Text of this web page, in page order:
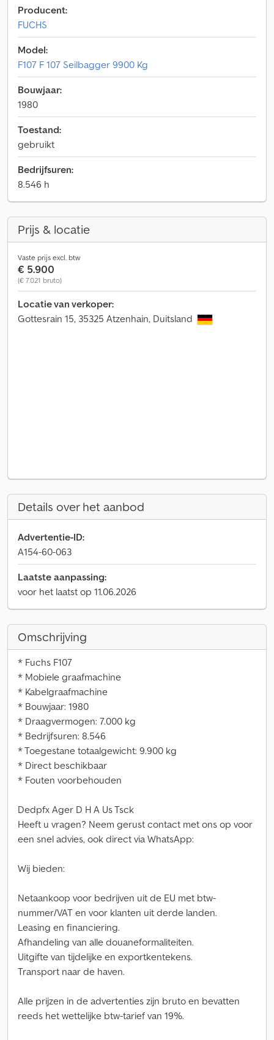
Producent:
FUCHS
Model:
F107 F 107 Seilbagger 9900 Kg
Bouwjaar:
1980
Toestand:
gebruikt
Bedrijfsuren:
8.546 h
Prijs & locatie
Vaste prijs excl. btw
€ 5.900
(€ 7.021 bruto)
Locatie van verkoper:
Gottesrain 15, 35325 Atzenhain, Duitsland
Details over het aanbod
Advertentie-ID:
A154-60-063
Laatste aanpassing:
voor het laatst op 11.06.2026
Omschrijving
* Fuchs F107
* Mobiele graafmachine
* Kabelgraafmachine
* Bouwjaar: 1980
* Draagvermogen: 7.000 kg
* Bedrijfsuren: 8.546
* Toegestane totaalgewicht: 9.900 kg
* Direct beschikbaar
* Fouten voorbehouden
Dedpfx Ager D H A Us Tsck
Heeft u vragen? Neem gerust contact met ons op voor
een snel advies, ook direct via WhatsApp:
Wij bieden:
Netaankoop voor bedrijven uit de EU met btw-
nummer/VAT en voor klanten uit derde landen.
Leasing en financiering.
Afhandeling van alle douaneformaliteiten.
Uitgifte van tijdelijke en exportkentekens.
Transport naar de haven.
Alle prijzen in de advertenties zijn bruto en bevatten
reeds het wettelijke btw-tarief van 19%.